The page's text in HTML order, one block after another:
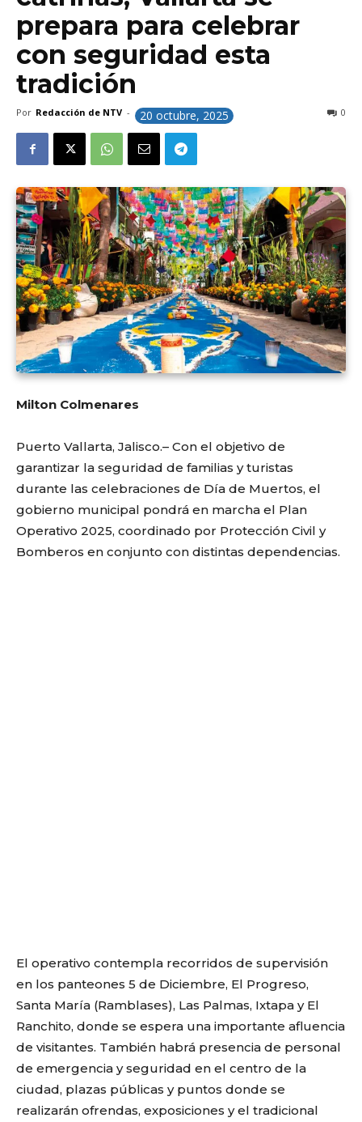
prepara para celebrar
con seguridad esta
tradición
Por Redacción de NTV - 20 octubre, 2025 0
Milton Colmenares
Puerto Vallarta, Jalisco.– Con el objetivo de
garantizar la seguridad de familias y turistas
durante las celebraciones de Día de Muertos, el
gobierno municipal pondrá en marcha el Plan
Operativo 2025, coordinado por Protección Civil y
Bomberos en conjunto con distintas dependencias.
El operativo contempla recorridos de supervisión
en los panteones 5 de Diciembre, El Progreso,
Santa María (Ramblases), Las Palmas, Ixtapa y El
Ranchito, donde se espera una importante afluencia
de visitantes. También habrá presencia de personal
de emergencia y seguridad en el centro de la
ciudad, plazas públicas y puntos donde se
realizarán ofrendas, exposiciones y el tradicional